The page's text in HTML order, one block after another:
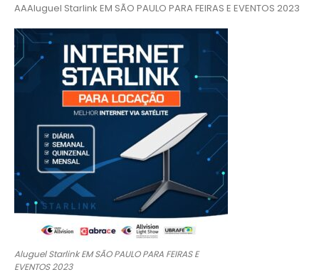
AAAluguel Starlink EM SÃO PAULO PARA FEIRAS E EVENTOS 2023
Aluguel Starlink EM SÃO PAULO PARA FEIRAS E
EVENTOS 2023